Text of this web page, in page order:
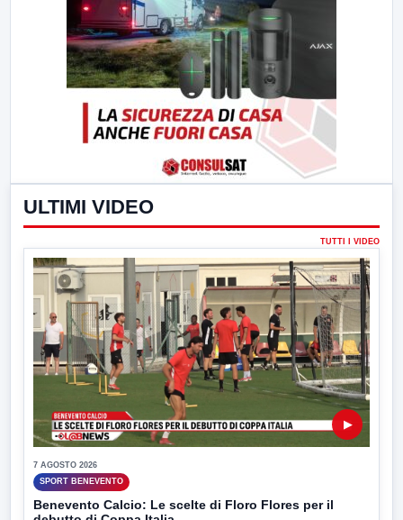
ULTIMI VIDEO
TUTTI I VIDEO
▶
7 AGOSTO 2026
SPORT BENEVENTO
Benevento Calcio: Le scelte di Floro Flores per il